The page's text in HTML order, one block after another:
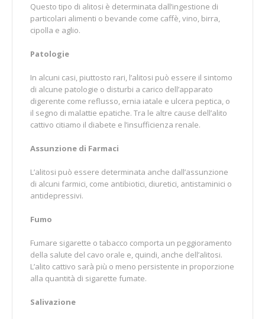
Questo tipo di alitosi è determinata dall’ingestione di
particolari alimenti o bevande come caffè, vino, birra,
cipolla e aglio.
Patologie
In alcuni casi, piuttosto rari, l’alitosi può essere il sintomo
di alcune patologie o disturbi a carico dell’apparato
digerente come reflusso, ernia iatale e ulcera peptica, o
il segno di malattie epatiche. Tra le altre cause dell’alito
cattivo citiamo il diabete e l’insufficienza renale.
Assunzione di Farmaci
L’alitosi può essere determinata anche dall’assunzione
di alcuni farmici, come antibiotici, diuretici, antistaminici o
antidepressivi.
Fumo
Fumare sigarette o tabacco comporta un peggioramento
della salute del cavo orale e, quindi, anche dell’alitosi.
L’alito cattivo sarà più o meno persistente in proporzione
alla quantità di sigarette fumate.
Salivazione